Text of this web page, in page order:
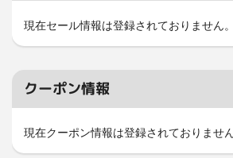
現在セール情報は登録されておりません。
クーポン情報
現在クーポン情報は登録されておりません